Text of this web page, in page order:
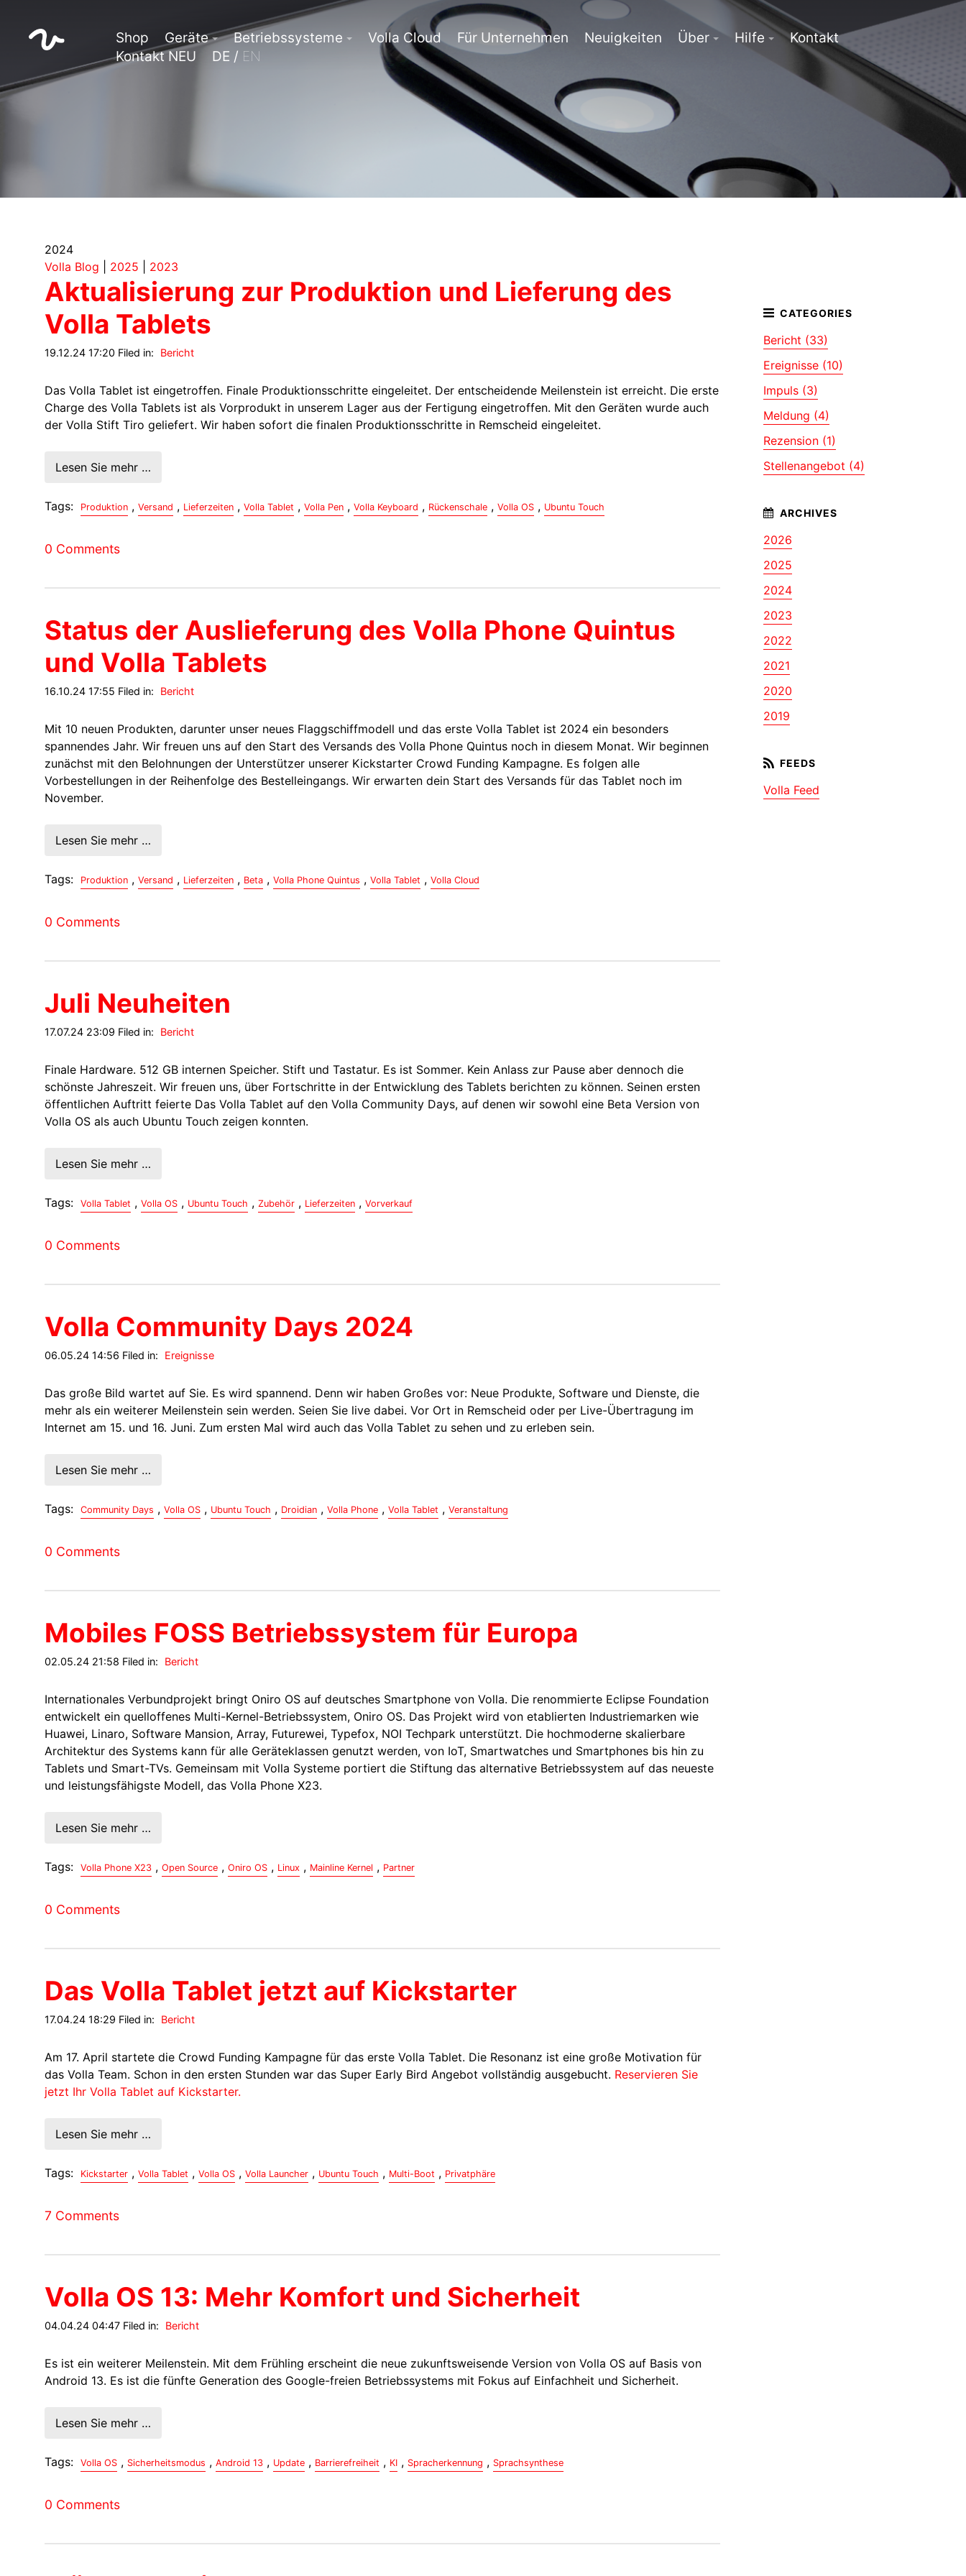
Shop Geräte Betriebssysteme Volla Cloud Für Unternehmen Neuigkeiten Über Hilfe
Kontakt
Kontakt NEU
DE / EN
2024
Volla Blog
2025 2023
Aktualisierung zur Produktion und Lieferung des
Volla Tablets
19.12.24 17:20 Filed in: Bericht
Das Volla Tablet ist eingetroffen. Finale Produktionsschritte eingeleitet. Der entscheidende Meilenstein ist erreicht. Die erste
Charge des Volla Tablets ist als Vorprodukt in unserem Lager aus der Fertigung eingetroffen. Mit den Geräten wurde auch
der Volla Stift Tiro geliefert. Wir haben sofort die finalen Produktionsschritte in Remscheid eingeleitet.
Lesen Sie mehr …
Tags: Produktion , Versand , Lieferzeiten , Volla Tablet , Volla Pen , Volla Keyboard , Rückenschale , Volla OS , Ubuntu Touch
0 Comments
Status der Auslieferung des Volla Phone Quintus
und Volla Tablets
16.10.24 17:55 Filed in: Bericht
Mit 10 neuen Produkten, darunter unser neues Flaggschiffmodell und das erste Volla Tablet ist 2024 ein besonders
spannendes Jahr. Wir freuen uns auf den Start des Versands des Volla Phone Quintus noch in diesem Monat. Wir beginnen
zunächst mit den Belohnungen der Unterstützer unserer Kickstarter Crowd Funding Kampagne. Es folgen alle
Vorbestellungen in der Reihenfolge des Bestelleingangs. Wir erwarten dein Start des Versands für das Tablet noch im
November.
Lesen Sie mehr …
Tags: Produktion , Versand , Lieferzeiten , Beta , Volla Phone Quintus , Volla Tablet , Volla Cloud
0 Comments
Juli Neuheiten
17.07.24 23:09 Filed in: Bericht
Finale Hardware. 512 GB internen Speicher. Stift und Tastatur. Es ist Sommer. Kein Anlass zur Pause aber dennoch die
schönste Jahreszeit. Wir freuen uns, über Fortschritte in der Entwicklung des Tablets berichten zu können. Seinen ersten
öffentlichen Auftritt feierte Das Volla Tablet auf den Volla Community Days, auf denen wir sowohl eine Beta Version von
Volla OS als auch Ubuntu Touch zeigen konnten.
Lesen Sie mehr …
Tags: Volla Tablet , Volla OS , Ubuntu Touch , Zubehör , Lieferzeiten , Vorverkauf
0 Comments
Volla Community Days 2024
06.05.24 14:56 Filed in: Ereignisse
Das große Bild wartet auf Sie. Es wird spannend. Denn wir haben Großes vor: Neue Produkte, Software und Dienste, die
mehr als ein weiterer Meilenstein sein werden. Seien Sie live dabei. Vor Ort in Remscheid oder per Live-Übertragung im
Internet am 15. und 16. Juni. Zum ersten Mal wird auch das Volla Tablet zu sehen und zu erleben sein.
Lesen Sie mehr …
Tags: Community Days , Volla OS , Ubuntu Touch , Droidian , Volla Phone , Volla Tablet , Veranstaltung
0 Comments
Mobiles FOSS Betriebssystem für Europa
02.05.24 21:58 Filed in: Bericht
Internationales Verbundprojekt bringt Oniro OS auf deutsches Smartphone von Volla. Die renommierte Eclipse Foundation
entwickelt ein quelloffenes Multi-Kernel-Betriebssystem, Oniro OS. Das Projekt wird von etablierten Industriemarken wie
Huawei, Linaro, Software Mansion, Array, Futurewei, Typefox, NOI Techpark unterstützt. Die hochmoderne skalierbare
Architektur des Systems kann für alle Geräteklassen genutzt werden, von IoT, Smartwatches und Smartphones bis hin zu
Tablets und Smart-TVs. Gemeinsam mit Volla Systeme portiert die Stiftung das alternative Betriebssystem auf das neueste
und leistungsfähigste Modell, das Volla Phone X23.
Lesen Sie mehr …
Tags: Volla Phone X23 , Open Source , Oniro OS , Linux , Mainline Kernel , Partner
0 Comments
Das Volla Tablet jetzt auf Kickstarter
17.04.24 18:29 Filed in: Bericht
Am 17. April startete die Crowd Funding Kampagne für das erste Volla Tablet. Die Resonanz ist eine große Motivation für
das Volla Team. Schon in den ersten Stunden war das Super Early Bird Angebot vollständig ausgebucht. Reservieren Sie
jetzt Ihr Volla Tablet auf Kickstarter.
Lesen Sie mehr …
Tags: Kickstarter , Volla Tablet , Volla OS , Volla Launcher , Ubuntu Touch , Multi-Boot , Privatphäre
7 Comments
Volla OS 13: Mehr Komfort und Sicherheit
04.04.24 04:47 Filed in: Bericht
Es ist ein weiterer Meilenstein. Mit dem Frühling erscheint die neue zukunftsweisende Version von Volla OS auf Basis von
Android 13. Es ist die fünfte Generation des Google-freien Betriebssystems mit Fokus auf Einfachheit und Sicherheit.
Lesen Sie mehr …
Tags: Volla OS , Sicherheitsmodus , Android 13 , Update , Barrierefreiheit , KI , Spracherkennung , Sprachsynthese
0 Comments
Bericht (33)
Ereignisse (10)
Impuls (3)
Meldung (4)
Rezension (1)
Stellenangebot (4)
2026
2025
2024
2023
2022
2021
2020
2019
Volla Feed